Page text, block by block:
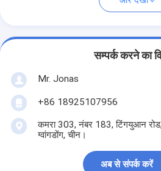
सम्पर्क करने का
Mr. Jonas
+86 18925107956
कमरा 303, नंबर 183, टिंगयुआन रोड,
ग्वांगडोंग, चीन।
अब से संपर्क करें